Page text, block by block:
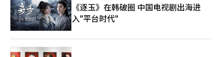
《逐玉》在韩破圈 中国电视剧出海进
入"平台时代"